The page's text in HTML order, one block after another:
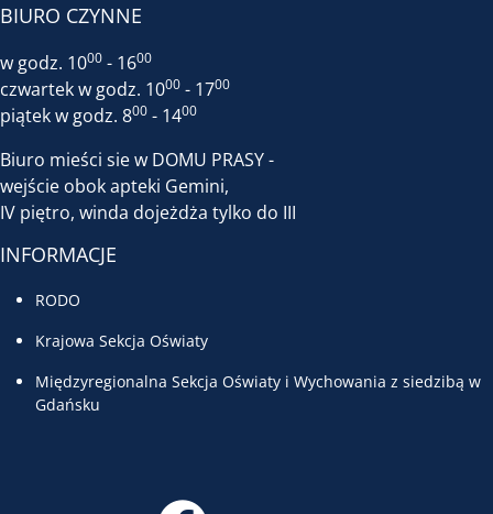
BIURO CZYNNE
w godz. 1000 - 1600
czwartek w godz. 1000 - 1700
piątek w godz. 800 - 1400
Biuro mieści sie w DOMU PRASY -
wejście obok apteki Gemini,
IV piętro, winda dojeżdża tylko do III
INFORMACJE
RODO
Krajowa Sekcja Oświaty
Międzyregionalna Sekcja Oświaty i Wychowania z siedzibą w
Gdańsku